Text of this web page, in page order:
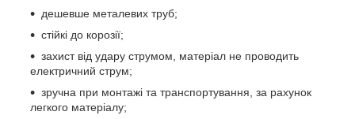
дешевше металевих труб;
стійкі до корозії;
захист від удару струмом, матеріал не проводить
електричний струм;
зручна при монтажі та транспортування, за рахунок
легкого матеріалу;